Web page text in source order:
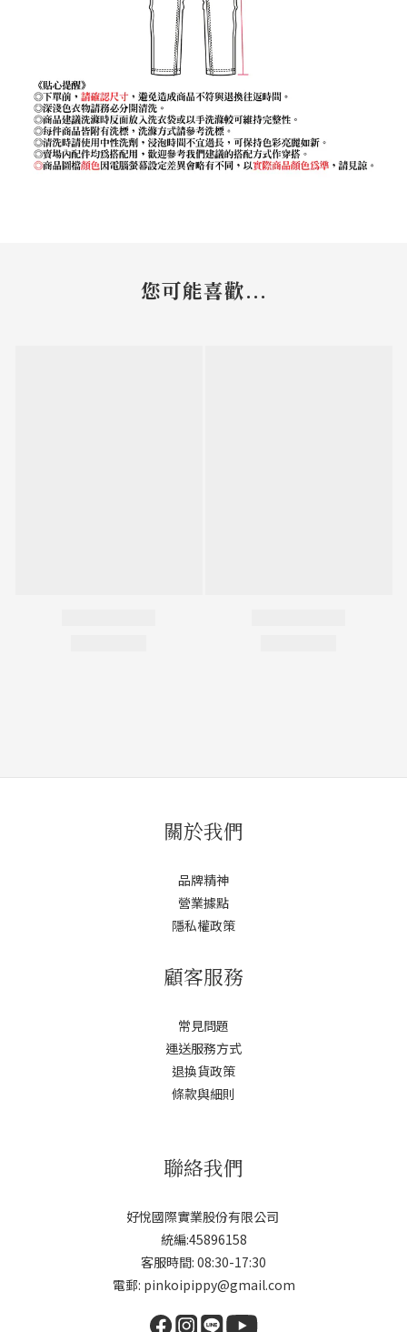
您可能喜歡...
關於我們
品牌精神
營業據點
隱私權政策
顧客服務
常見問題
運送服務方式
退換貨政策
條款與細則
聯絡我們
好悅國際實業股份有限公司
統編:45896158
客服時間: 08:30-17:30
電郵: pinkoipippy@gmail.com